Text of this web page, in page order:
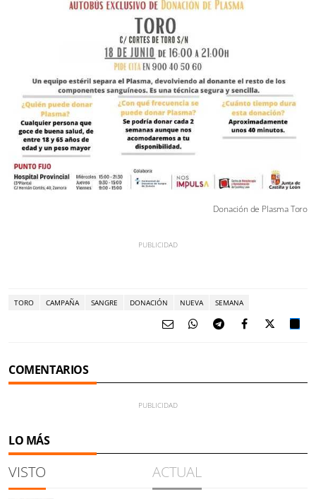
Donación de Plasma Toro
TORO CAMPAÑA SANGRE DONACIÓN NUEVA SEMANA
COMENTARIOS
LO MÁS
VISTO ACTUAL